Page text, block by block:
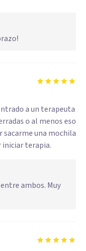
a un terapeuta
o al menos eso
sacarme una mochila
iniciar terapia.
ambos. Muy